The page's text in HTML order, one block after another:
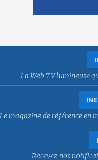
La Web TV lumineuse
Le magazine de référence en
Recevez nos